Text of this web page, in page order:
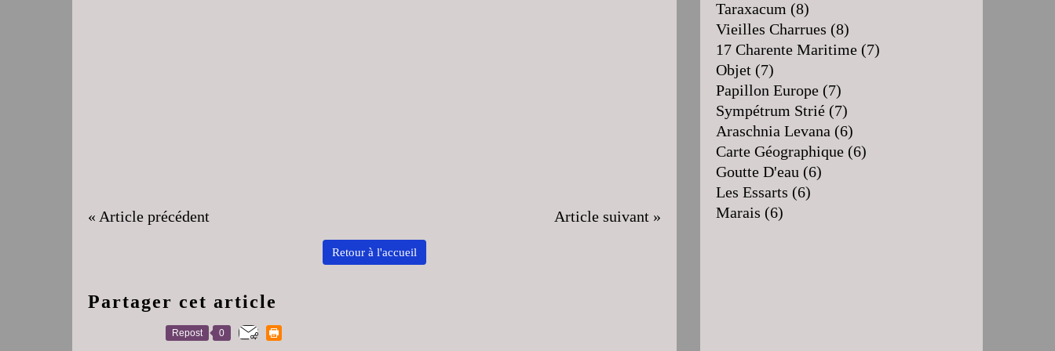
« Article précédent Article suivant »
Retour à l'accueil
Partager cet article
Repost 0
Taraxacum (8)
Vieilles Charrues (8)
17 Charente Maritime (7)
Objet (7)
Papillon Europe (7)
Sympétrum Strié (7)
Araschnia Levana (6)
Carte Géographique (6)
Goutte D'eau (6)
Les Essarts (6)
Marais (6)